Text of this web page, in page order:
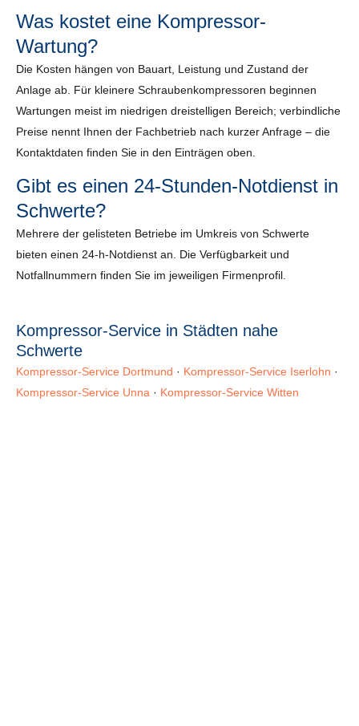
Was kostet eine Kompressor-
Wartung?
Die Kosten hängen von Bauart, Leistung und Zustand der
Anlage ab. Für kleinere Schraubenkompressoren beginnen
Wartungen meist im niedrigen dreistelligen Bereich; verbindliche
Preise nennt Ihnen der Fachbetrieb nach kurzer Anfrage – die
Kontaktdaten finden Sie in den Einträgen oben.
Gibt es einen 24-Stunden-Notdienst in
Schwerte?
Mehrere der gelisteten Betriebe im Umkreis von Schwerte
bieten einen 24-h-Notdienst an. Die Verfügbarkeit und
Notfallnummern finden Sie im jeweiligen Firmenprofil.
Kompressor-Service in Städten nahe
Schwerte
Kompressor-Service Dortmund · Kompressor-Service Iserlohn ·
Kompressor-Service Unna · Kompressor-Service Witten